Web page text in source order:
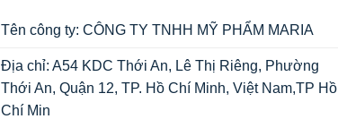
Tên công ty: CÔNG TY TNHH MỸ PHẨM MARIA
Địa chỉ: A54 KDC Thới An, Lê Thị Riêng, Phường
Thới An, Quận 12, TP. Hồ Chí Minh, Việt Nam,TP Hồ
Chí Min